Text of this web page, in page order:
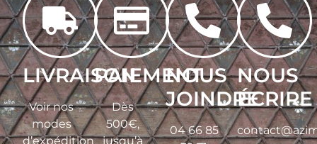
LIVRAISON
Voir nos
modes
d’expédition
PAIEMENT
Dès
500€,
jusqu’à
NOUS
JOINDRE
04 66 85
NOUS
ÉCRIRE